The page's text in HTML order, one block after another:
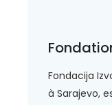
Fondacija
à Sarajevo,